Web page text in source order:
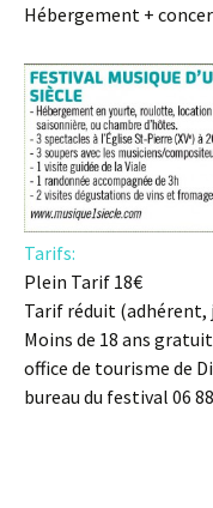
Hébergement +
Tarifs:
Plein Tarif 18€
Tarif réduit (adhérent,
Moins de 18 ans gratuit
office de tourisme de
bureau du festival 06